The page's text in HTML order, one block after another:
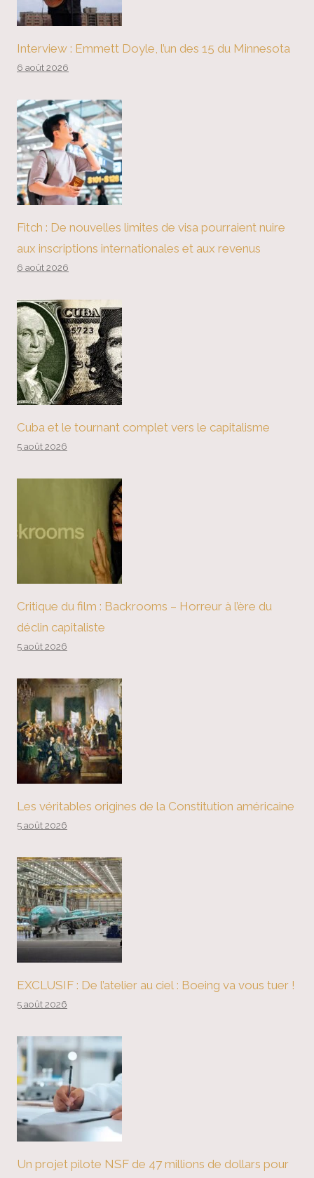
Interview : Emmett Doyle, l’un des 15 du Minnesota
6 août 2026
Fitch : De nouvelles limites de visa pourraient nuire
aux inscriptions internationales et aux revenus
6 août 2026
Cuba et le tournant complet vers le capitalisme
5 août 2026
Critique du film : Backrooms – Horreur à l’ère du
déclin capitaliste
5 août 2026
Les véritables origines de la Constitution américaine
5 août 2026
EXCLUSIF : De l’atelier au ciel : Boeing va vous tuer !
5 août 2026
Un projet pilote NSF de 47 millions de dollars pour